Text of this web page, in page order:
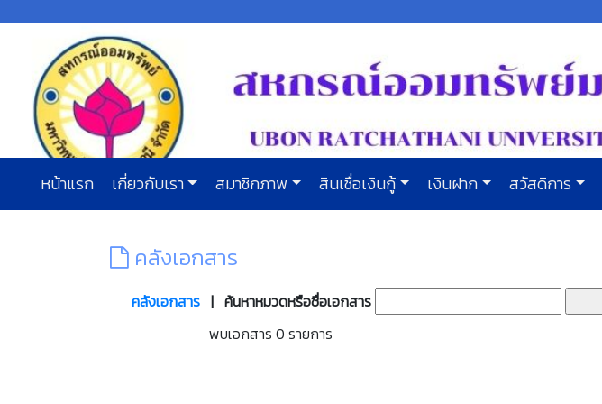
หน้าแรก เกี่ยวกับเรา สมาชิกภาพ สินเชื่อเงินกู้ เงินฝาก สวัสดิการ
คลังเอกสาร
คลังเอกสาร | ค้นหาหมวดหรือชื่อเอกสาร
พบเอกสาร 0 รายการ